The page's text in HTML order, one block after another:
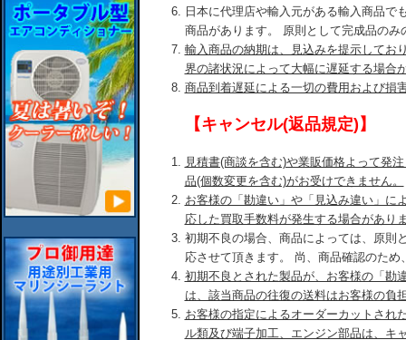
日本に代理店や輸入元がある輸入商品で
商品があります。 原則として完成品のみ
輸入商品の納期は、見込みを提示してお
界の諸状況によって大幅に遅延する場合
商品到着遅延による一切の費用および損
【キャンセル(返品規定)】
見積書(商談を含む)や業販価格よって発
品(個数変更を含む)がお受けできません。
お客様の「勘違い」や「見込み違い」に
応した買取手数料が発生する場合があり
初期不良の場合、商品によっては、原則
応させて頂きます。 尚、商品確認のた
初期不良とされた製品が、お客様の「勘
は、該当商品の往復の送料はお客様の負
お客様の指定によるオーダーカットされ
ル類及び端子加工、エンジン部品は、キ